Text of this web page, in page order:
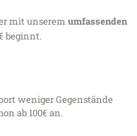
mit unserem umfassenden
beginnt.
weniger Gegenstände
ab 100€ an.